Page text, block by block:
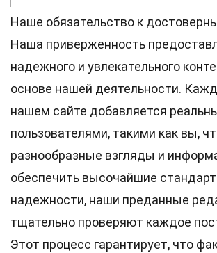
Наше обязательство к
Наша приверженность
надежного и увлекательного
основе нашей деятельности.
нашем сайте добавляется
пользователями, такими как вы,
разнообразные взгляды и
обеспечить высочайшие
надежности, наши преданные
тщательно проверяют каждое
Этот процесс гарантирует, что